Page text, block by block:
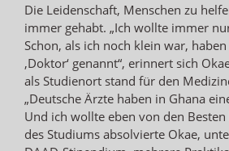
Die Leidenschaft, Menschen zu
immer gehabt. „Ich wollte immer
Schon, als ich noch klein war,
‚Doktor‘ genannt“, erinnert sich
als Studienort stand für den
„Deutsche Ärzte haben in Ghana
Und ich wollte eben von den Besten
des Studiums absolvierte Okae,